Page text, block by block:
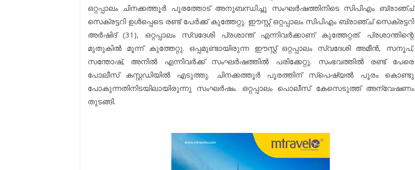
ഒറ്റപ്പാലം ചിനക്കത്തൂർ പൂരത്തോട് അനുബന്ധിച്ചു സംഘർഷത്തിനിടെ സിപിഎം ബ്രാഞ്ച്
സെക്രട്ടറി ഉൾപ്പെടെ രണ്ട് പേർക്ക് കുത്തേറ്റു. ഈസ്റ്റ് ഒറ്റപ്പാലം സിപിഎം ബ്രാഞ്ച് സെക്രട്ടറി
അർഷിദ് (31), ഒറ്റപ്പാലം സ്വദേശി പ്രശാന്ത് എന്നിവർക്കാണ് കുത്തേറ്റത്. പ്രശാന്തിന്റെ
മുതുകിൽ മൂന്ന് കുത്തേറ്റു. ഒപ്പമുണ്ടായിരുന്ന ഈസ്റ്റ് ഒറ്റപ്പാലം സ്വദേശി അമീൻ, സനൂപ്,
സന്തോഷ്, അനിൽ എന്നിവർക്ക് സംഘർഷത്തിൽ പരിക്കേറ്റു. സംഭവത്തിൽ രണ്ട് പേരെ
പോലീസ് കസ്റ്റഡിയിൽ എടുത്തു. ചിനക്കത്തൂർ പൂരത്തിന് സ്‌പെഷ്യൽ പൂരം കൊണ്ടു
പോകുന്നതിനിടയിലായിരുന്നു സംഘർഷം. ഒറ്റപ്പാലം പൊലീസ് കേസെടുത്ത് അന്വേഷണം
തുടങ്ങി.